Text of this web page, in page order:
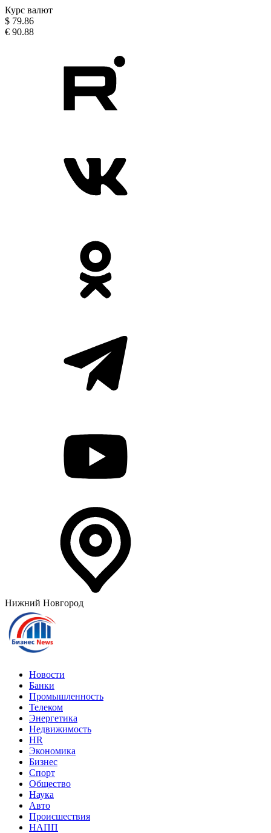
Курс валют
$ 79.86
€ 90.88
Нижний Новгород
Новости
Банки
Промышленность
Телеком
Энергетика
Недвижимость
HR
Экономика
Бизнес
Спорт
Общество
Наука
Авто
Происшествия
НАПП